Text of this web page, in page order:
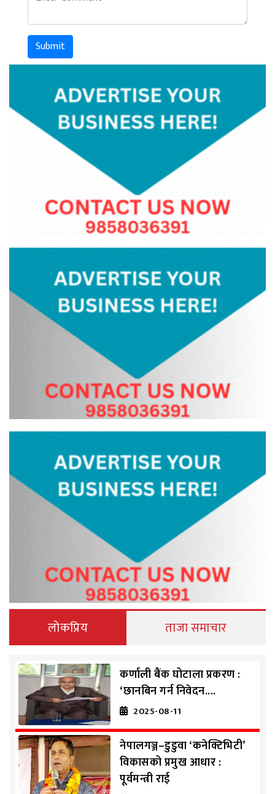
Submit
लोकप्रिय ताजा समाचार
कर्णाली बैंक घोटाला प्रकरण :
‘छानबिन गर्न निवेदन....
2025-08-11
नेपालगञ्ज–डुडुवा ‘कनेक्टिभिटी’
विकासको प्रमुख आधार :
पूर्वमन्त्री राई